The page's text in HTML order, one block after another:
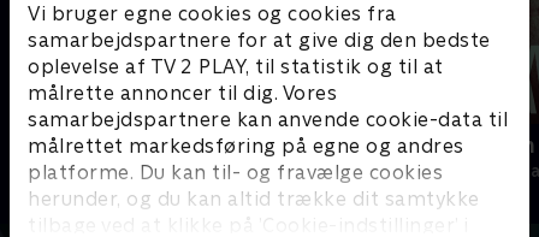
Vi bruger egne cookies og cookies fra
samarbejdspartnere for at give dig den bedste
oplevelse af TV 2 PLAY, til statistik og til at
målrette annoncer til dig. Vores
samarbejdspartnere kan anvende cookie-data til
målrettet markedsføring på egne og andres
platforme. Du kan til- og fravælge cookies
herunder, og du kan altid trække dit samtykke
tilbage ved at klikke på ’Cookie-indstillinger’ i
Tirsdagsanalysen
Nyheder & Magasiner
Skyggesiden
Nyheder &